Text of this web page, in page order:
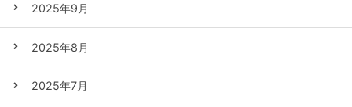
2025年9月
2025年8月
2025年7月